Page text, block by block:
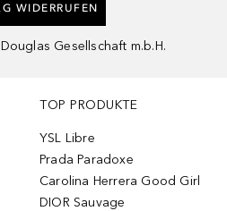
WIDERRUFEN
Gesellschaft m.b.H.
TOP PRODUKTE
YSL Libre
Prada Paradoxe
Carolina Herrera Good Girl
DIOR Sauvage